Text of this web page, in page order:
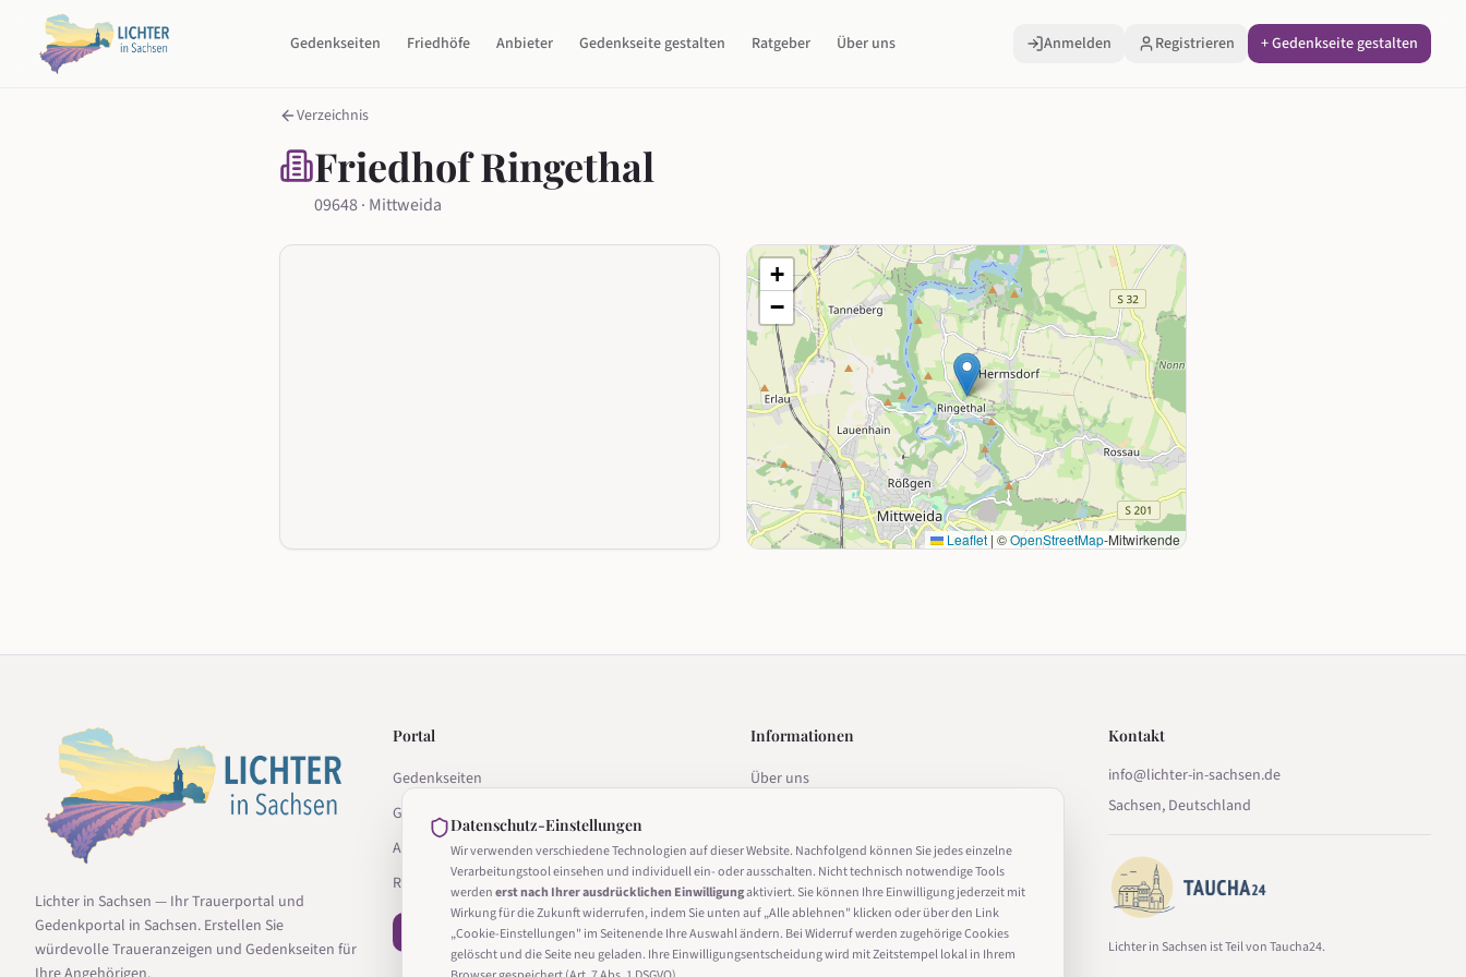
Gedenkseiten Friedhöfe Anbieter Gedenkseite gestalten Ratgeber Über uns Anmelden Registrieren + Gedenkseite gestalten
Verzeichnis
Friedhof Ringethal
09648 · Mittweida
+
−
Leaflet | ©OpenStreetMap-Mitwirkende
Lichter in Sachsen — Ihr Trauerportal und
Gedenkportal in Sachsen. Erstellen Sie
würdevolle Traueranzeigen und Gedenkseiten für
Portal
Gedenkseiten
Gedenkseite gestalten
Anbieter
Ratgeber
− Vertrag widerrufen
Informationen
Über uns
Impressum
Nutzungsbedingungen
Cookie-Einstellungen
Kontakt
info@lichter-in-sachsen.de
Sachsen, Deutschland
Lichter in Sachsen ist Teil von Taucha24.
Datenschutz-Einstellungen
Wir verwenden verschiedene Technologien auf dieser Website. Nachfolgend können Sie jedes einzelne
Verarbeitungstool einsehen und individuell ein- oder ausschalten. Nicht technisch notwendige Tools
werdenerst nach Ihrer ausdrücklichen Einwilligungaktiviert. Sie können Ihre Einwilligung jederzeit mit
Wirkung für die Zukunft widerrufen, indem Sie unten auf „Alle ablehnen" klicken oder über den Link
„Cookie-Einstellungen" im Seitenende Ihre Auswahl ändern. Bei Widerruf werden zugehörige Cookies
gelöscht und die Seite neu geladen. Ihre Einwilligungsentscheidung wird mit Zeitstempel lokal in Ihrem